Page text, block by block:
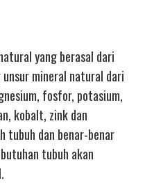
yang berasal dari
mineral natural dari
fosfor, potasium,
kobalt, zink dan
tubuh dan benar-benar
tubuh akan